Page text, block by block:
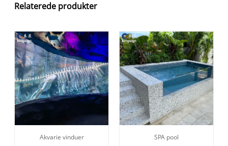
Relaterede produkter
Akvarie vinduer SPA pool